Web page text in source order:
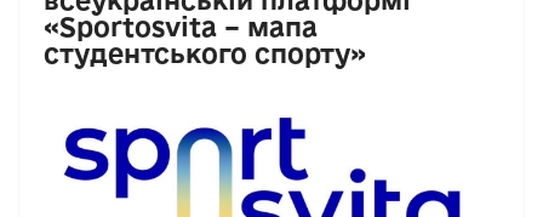
«Sportosvita – мапа
студентського спорту»